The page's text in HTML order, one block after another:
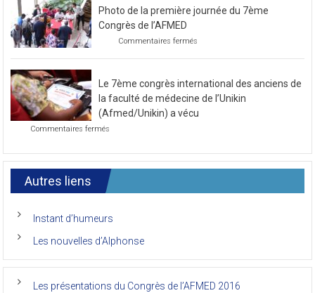
prochain
de
2021
Photo de la première journée du 7ème
Congrès de l’AFMED
Commentaires fermés
première
journée
7ème
l’AFMED
Le 7ème congrès international des anciens de
la faculté de médecine de l’Unikin
(Afmed/Unikin) a vécu
Commentaires fermés
congrès
international
anciens
la
de
de
(Afmed/Unikin)
Autres liens
Instant d’humeurs
Les nouvelles d’Alphonse
Les présentations du Congrès de l’AFMED 2016